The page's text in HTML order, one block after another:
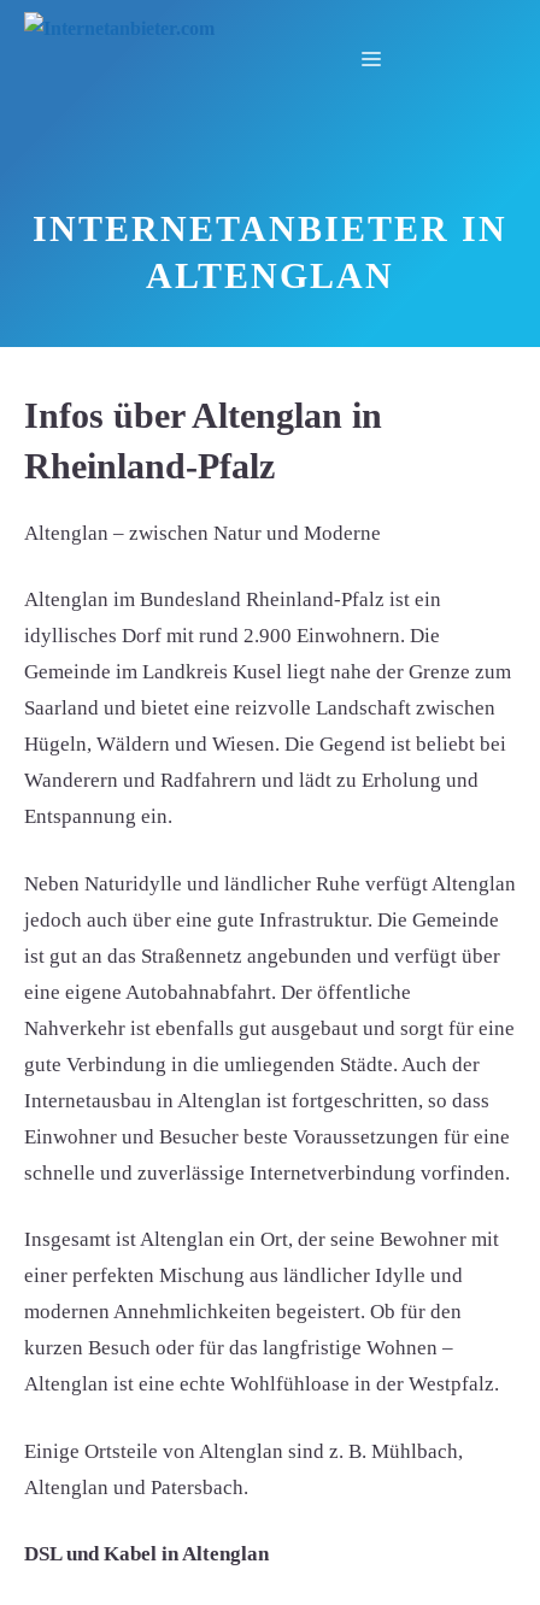
Zum
Menü
INTERNETANBIETER IN
ALTENGLAN
Infos über Altenglan in
Rheinland-Pfalz
Altenglan – zwischen Natur und Moderne
Altenglan im Bundesland Rheinland-Pfalz ist ein
idyllisches Dorf mit rund 2.900 Einwohnern. Die
Gemeinde im Landkreis Kusel liegt nahe der Grenze zum
Saarland und bietet eine reizvolle Landschaft zwischen
Hügeln, Wäldern und Wiesen. Die Gegend ist beliebt bei
Wanderern und Radfahrern und lädt zu Erholung und
Entspannung ein.
Neben Naturidylle und ländlicher Ruhe verfügt Altenglan
jedoch auch über eine gute Infrastruktur. Die Gemeinde
ist gut an das Straßennetz angebunden und verfügt über
eine eigene Autobahnabfahrt. Der öffentliche
Nahverkehr ist ebenfalls gut ausgebaut und sorgt für eine
gute Verbindung in die umliegenden Städte. Auch der
Internetausbau in Altenglan ist fortgeschritten, so dass
Einwohner und Besucher beste Voraussetzungen für eine
schnelle und zuverlässige Internetverbindung vorfinden.
Insgesamt ist Altenglan ein Ort, der seine Bewohner mit
einer perfekten Mischung aus ländlicher Idylle und
modernen Annehmlichkeiten begeistert. Ob für den
kurzen Besuch oder für das langfristige Wohnen –
Altenglan ist eine echte Wohlfühloase in der Westpfalz.
Einige Ortsteile von Altenglan sind z. B. Mühlbach,
Altenglan und Patersbach.
DSL und Kabel in Altenglan